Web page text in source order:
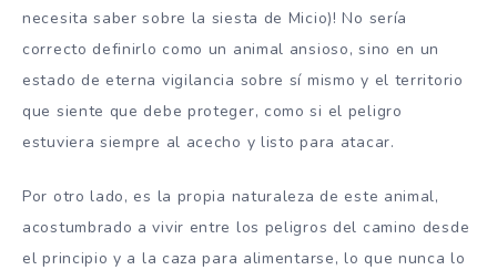
necesita saber sobre la siesta de Micio)! No sería
correcto definirlo como un animal ansioso, sino en un
estado de eterna vigilancia sobre sí mismo y el territorio
que siente que debe proteger, como si el peligro
estuviera siempre al acecho y listo para atacar.
Por otro lado, es la propia naturaleza de este animal,
acostumbrado a vivir entre los peligros del camino desde
el principio y a la caza para alimentarse, lo que nunca lo